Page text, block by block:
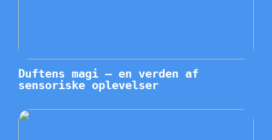
Duftens magi – en verden af
sensoriske oplevelser